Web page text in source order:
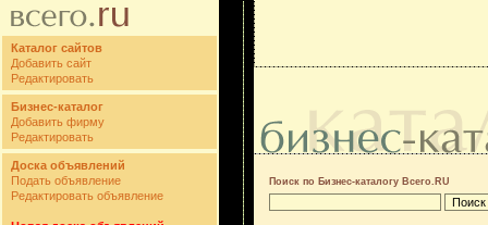
Каталог сайтов
Добавить сайт
Редактировать
Бизнес-каталог
Добавить фирму
Редактировать
Доска объявлений
Подать объявление
Редактировать объявление
Поиск по Бизнес-каталогу Всего.RU